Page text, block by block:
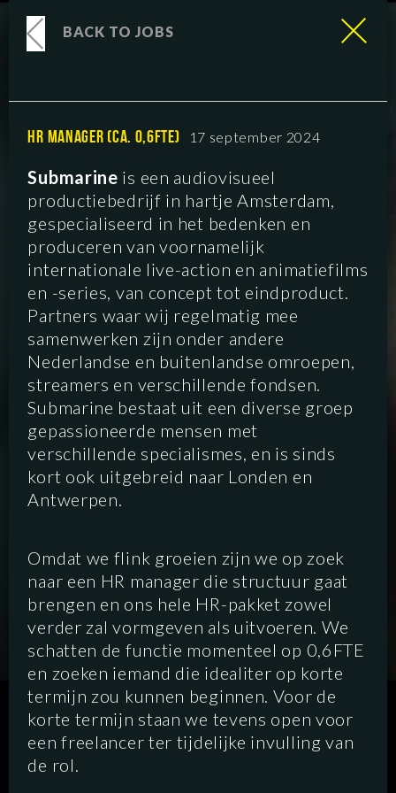
SCRIPTED HYBRID ANIMATION
DOCUMENTARY
BACK TO JOBS
HR MANAGER (CA. 0,6FTE) 17 september 2024
Submarine is een audiovisueel
productiebedrijf in hartje Amsterdam,
gespecialiseerd in het bedenken en
produceren van voornamelijk
internationale live-action en animatiefilms
en -series, van concept tot eindproduct.
Partners waar wij regelmatig mee
samenwerken zijn onder andere
Nederlandse en buitenlandse omroepen,
streamers en verschillende fondsen.
Submarine bestaat uit een diverse groep
gepassioneerde mensen met
verschillende specialismes, en is sinds
kort ook uitgebreid naar Londen en
Antwerpen.
Omdat we flink groeien zijn we op zoek
naar een HR manager die structuur gaat
brengen en ons hele HR-pakket zowel
verder zal vormgeven als uitvoeren. We
schatten de functie momenteel op 0,6FTE
en zoeken iemand die idealiter op korte
termijn zou kunnen beginnen. Voor de
korte termijn staan we tevens open voor
een freelancer ter tijdelijke invulling van
de rol.